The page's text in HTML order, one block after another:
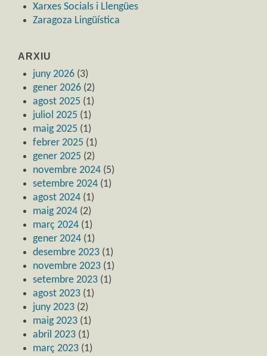
Xarxes Socials i Llengües
Zaragoza Lingüística
ARXIU
juny 2026 (3)
gener 2026 (2)
agost 2025 (1)
juliol 2025 (1)
maig 2025 (1)
febrer 2025 (1)
gener 2025 (2)
novembre 2024 (5)
setembre 2024 (1)
agost 2024 (1)
maig 2024 (2)
març 2024 (1)
gener 2024 (1)
desembre 2023 (1)
novembre 2023 (1)
setembre 2023 (1)
agost 2023 (1)
juny 2023 (2)
maig 2023 (1)
abril 2023 (1)
març 2023 (1)